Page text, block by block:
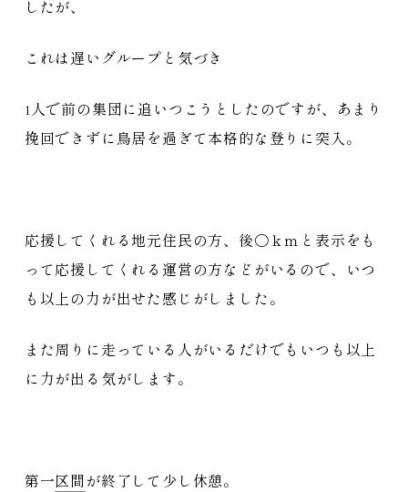
したが、
これは遅いグループと気づき
1人で前の集団に追いつこうとしたのですが、あまり
挽回できずに鳥居を過ぎて本格的な登りに突入。
応援してくれる地元住民の方、後〇ｋｍと表示をも
って応援してくれる運営の方などがいるので、いつ
も以上の力が出せた感じがしました。
また周りに走っている人がいるだけでもいつも以上
に力が出る気がします。
第一区間 が終了して少し休憩。